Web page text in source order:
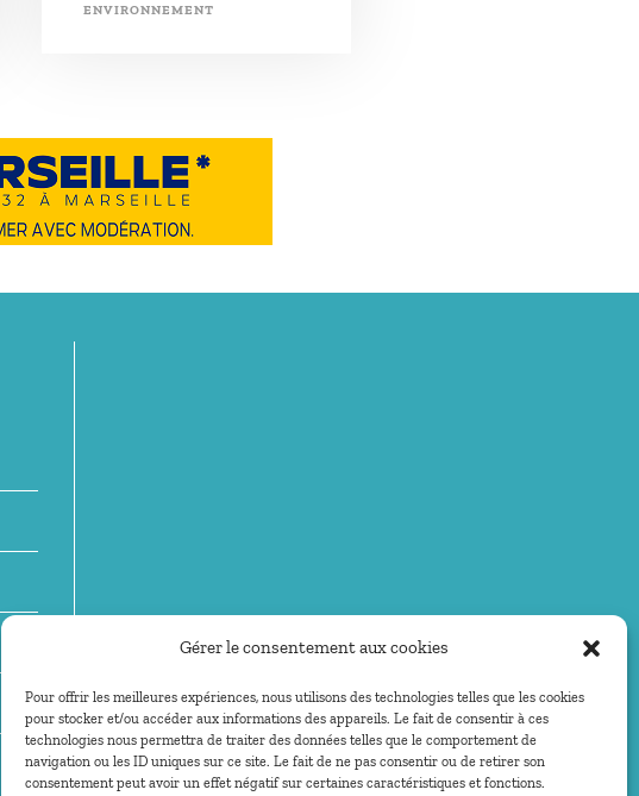
Gérer le consentement aux cookies
Pour offrir les meilleures expériences, nous utilisons des technologies telles que les cookies
pour stocker et/ou accéder aux informations des appareils. Le fait de consentir à ces
technologies nous permettra de traiter des données telles que le comportement de
navigation ou les ID uniques sur ce site. Le fait de ne pas consentir ou de retirer son
consentement peut avoir un effet négatif sur certaines caractéristiques et fonctions.
ENVIRONNEMENT